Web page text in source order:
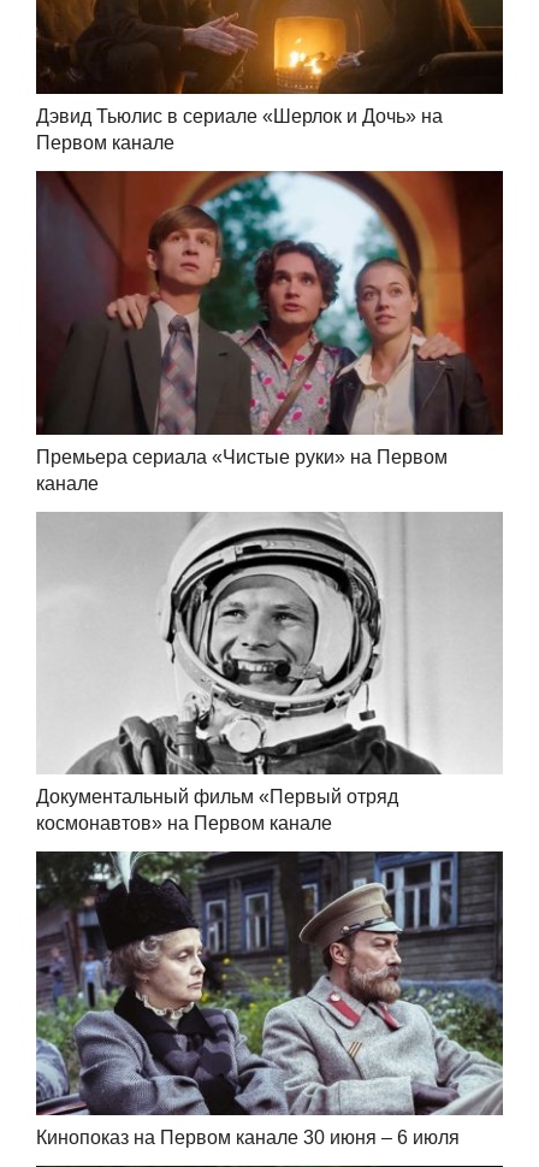
Дэвид Тьюлис в сериале «Шерлок и Дочь» на
Первом канале
Премьера сериала «Чистые руки» на Первом
канале
Документальный фильм «Первый отряд
космонавтов» на Первом канале
Кинопоказ на Первом канале 30 июня – 6 июля